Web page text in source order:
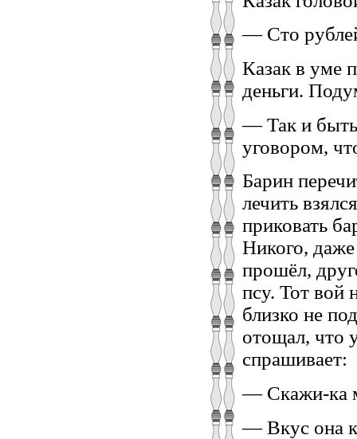
— Сто
Казак в уме
деньги.
— Так и
уговором,
Барин
лечить
приковать
Никого, даже
прошёл,
псу. Тот вой
близко не
отощал, что
спрашивает:
— Скажи-ка
— Вкус она